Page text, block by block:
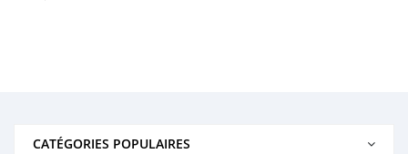
CATÉGORIES POPULAIRES